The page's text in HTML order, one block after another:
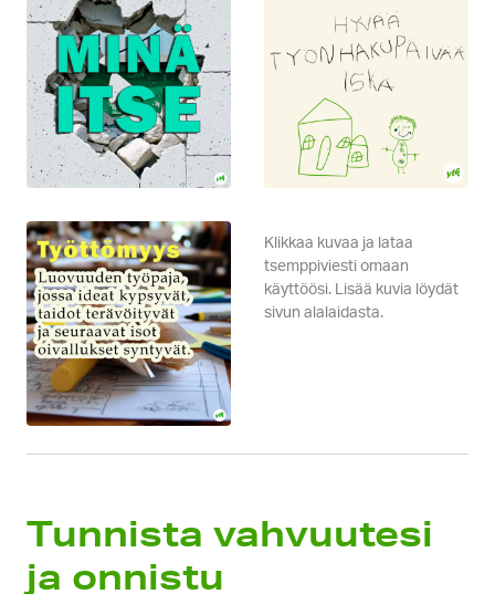
Klikkaa kuvaa ja lataa
tsemppiviesti omaan
käyttöösi. Lisää kuvia löydät
sivun alalaidasta.
Tunnista vahvuutesi
ja onnistu